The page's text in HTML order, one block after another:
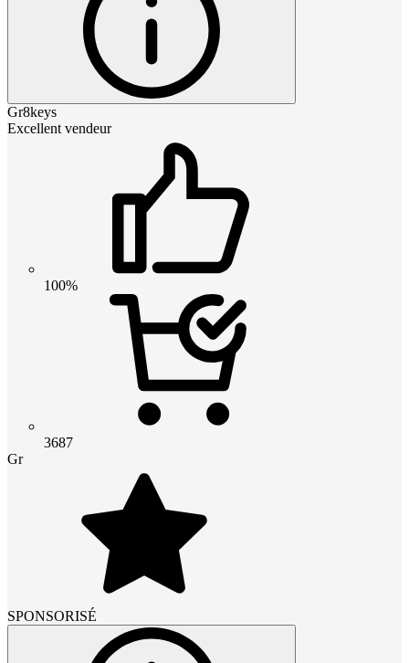
Gr8keys
Excellent vendeur
100%
3687
Gr
SPONSORISÉ